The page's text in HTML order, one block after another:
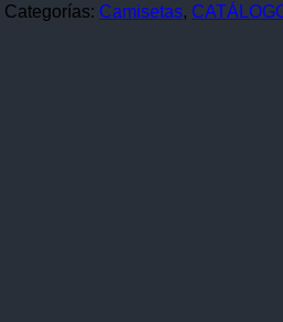
Categorías: Camisetas,